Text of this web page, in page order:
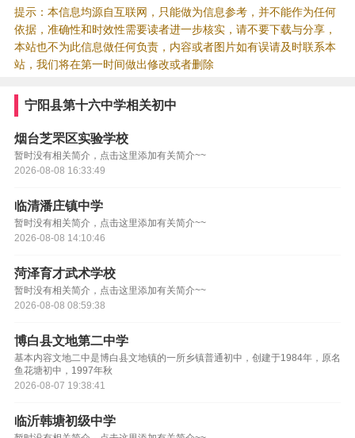
提示：本信息均源自互联网，只能做为信息参考，并不能作为任何
依据，准确性和时效性需要读者进一步核实，请不要下载与分享，
本站也不为此信息做任何负责，内容或者图片如有误请及时联系本
站，我们将在第一时间做出修改或者删除
宁阳县第十六中学相关初中
烟台芝罘区实验学校
暂时没有相关简介，点击这里添加有关简介~~
2026-08-08 16:33:49
临清潘庄镇中学
暂时没有相关简介，点击这里添加有关简介~~
2026-08-08 14:10:46
菏泽育才武术学校
暂时没有相关简介，点击这里添加有关简介~~
2026-08-08 08:59:38
博白县文地第二中学
基本内容文地二中是博白县文地镇的一所乡镇普通初中，创建于1984年，原名
鱼花塘初中，1997年秋
2026-08-07 19:38:41
临沂韩塘初级中学